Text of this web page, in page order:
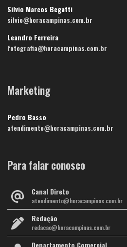
Silvio Marcos Begatti
silvio@horacampinas.com.br
Leandro Ferreira
fotografia@horacampinas.com.br
Marketing
Pedro Basso
atendimento@horacampinas.com.br
Para falar conosco
Canal Direto
atendimento@horacampinas.com.br
Redação
redacao@horacampinas.com.br
Departamento Comercial